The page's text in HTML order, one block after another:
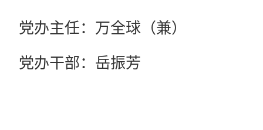
党办主任：万全球（兼）
党办干部：岳振芳